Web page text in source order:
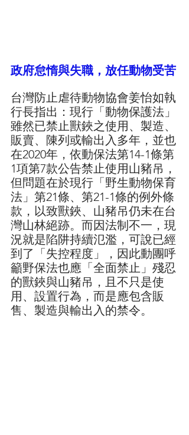
政府怠惰與失職 ，放任動物受苦
台灣防止虐待動物協會姜怡如執
行長指出：現行「動物保護法」
雖然已禁止獸鋏之使用、製造、
販賣、陳列或輸出入多年，並也
在2020年，依動保法第14-1條第
1項第7款公告禁止使用山豬吊，
但問題在於現行「野生動物保育
法」第21條、第21-1條的例外條
款，以致獸鋏、山豬吊仍未在台
灣山林絕跡。而因法制不一，現
況就是陷阱持續氾濫，可說已經
到了「失控程度」，因此動團呼
籲野保法也應「全面禁止」殘忍
的獸鋏與山豬吊，且不只是使
用、設置行為，而是應包含販
售、製造與輸出入的禁令。